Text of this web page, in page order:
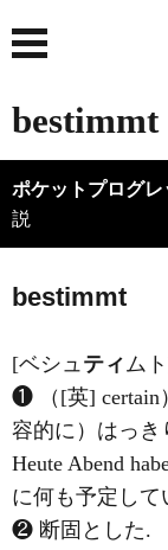
bestimmt
ポケットプログレ
説
bestimmt
[ベシュティム
❶ （[英] certain
容的に）はっき
Heute Abend
に何も予定して
❷ 断固とした.